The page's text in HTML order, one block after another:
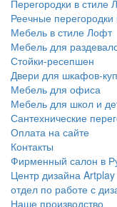
Перегородки в стиле
Реечные
Мебель в стиле Лофт
Мебель для
Стойки-ресепшен
Двери для шкафов-
Мебель для офиса
Мебель для школ и
Сантехнические
Оплата на сайте
Контакты
Фирменный салон в
Центр дизайна Artplay
отдел по работе с
Наше производство